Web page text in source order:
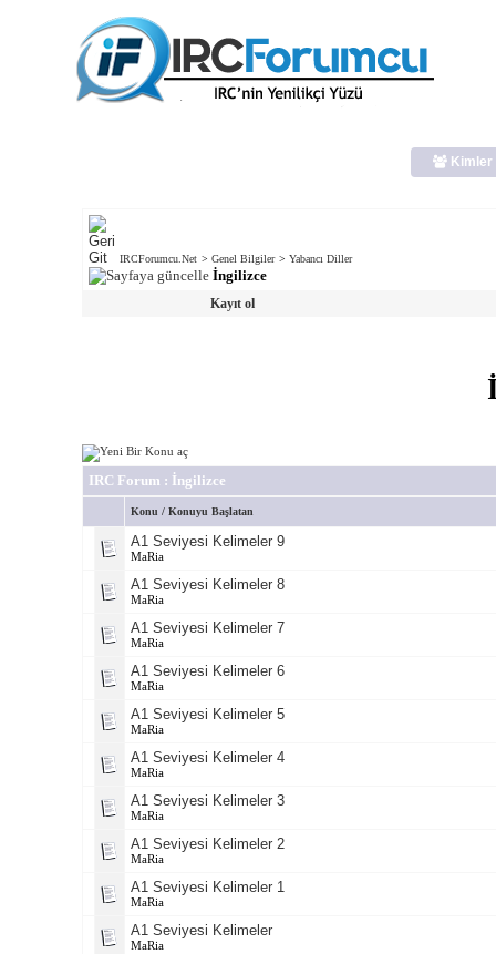
Kimler
IRCForumcu.Net > Genel Bilgiler > Yabancı Diller
İngilizce
Kayıt ol
IRC Forum : İngilizce
Konu / Konuyu Başlatan
A1 Seviyesi Kelimeler 9
MaRia
A1 Seviyesi Kelimeler 8
MaRia
A1 Seviyesi Kelimeler 7
MaRia
A1 Seviyesi Kelimeler 6
MaRia
A1 Seviyesi Kelimeler 5
MaRia
A1 Seviyesi Kelimeler 4
MaRia
A1 Seviyesi Kelimeler 3
MaRia
A1 Seviyesi Kelimeler 2
MaRia
A1 Seviyesi Kelimeler 1
MaRia
A1 Seviyesi Kelimeler
MaRia